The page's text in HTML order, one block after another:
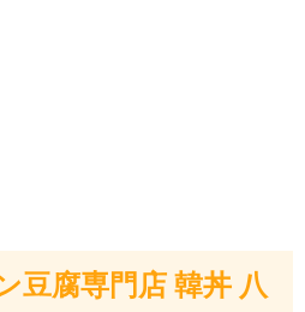
豆腐専門店 韓丼 八